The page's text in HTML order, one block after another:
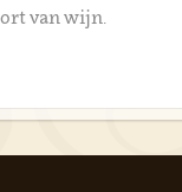
van wijn.